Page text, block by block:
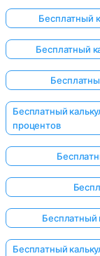
Бесплатный
Бесплатный
Бесплатный
процентов
Бесплатный
Бесплатный